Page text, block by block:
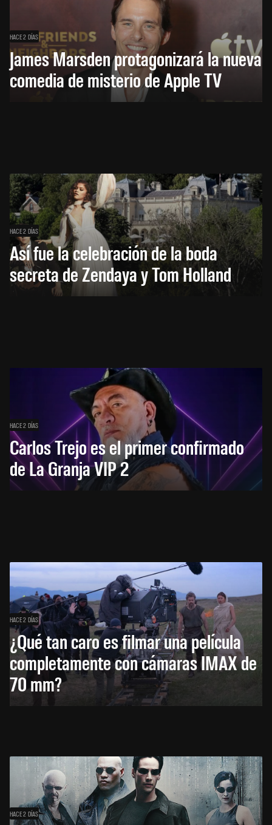
HACE 2 DÍAS
James Marsden protagonizará la nueva
comedia de misterio de Apple TV
HACE 2 DÍAS
Así fue la celebración de la boda
secreta de Zendaya y Tom Holland
HACE 2 DÍAS
Carlos Trejo es el primer confirmado
de La Granja VIP 2
HACE 2 DÍAS
¿Qué tan caro es filmar una película
completamente con cámaras IMAX de
70 mm?
HACE 2 DÍAS